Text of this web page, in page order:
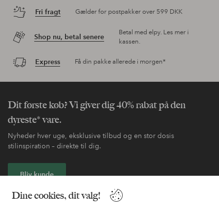
Dine cookies, dit valg!
Fri fragt Gælder for postpakker over 599 DKK
Shop nu, betal senere
Betal med elpy. Les mer i
kassen.
Express Få din pakke allerede i morgen*
Dit første køb? Vi giver dig 40% rabat på den
dyreste* vare.
Nyheder hver uge, eksklusive tilbud og en stor dosis
stilinspiration – direkte til dig.
Bliv kunde
* Se tilbudsbetingelser ved registrering